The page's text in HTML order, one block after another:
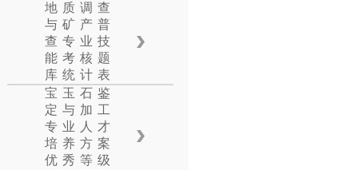
地质调查
与矿产普
查专业技
能考核题
库统计表
宝玉石鉴
定与加工
专业人才
培养方案
优秀等级